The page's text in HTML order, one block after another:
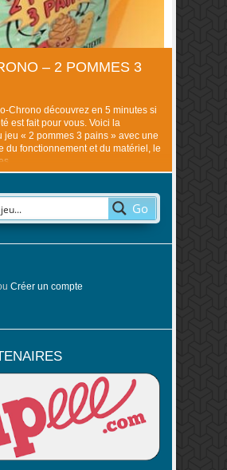
– 2 POMMES 3
Chrono découvrez en 5 minutes si
est fait pour vous. Voici la
jeu « 2 pommes 3 pains » avec une
du fonctionnement et du matériel, le
Go
Créer un compte